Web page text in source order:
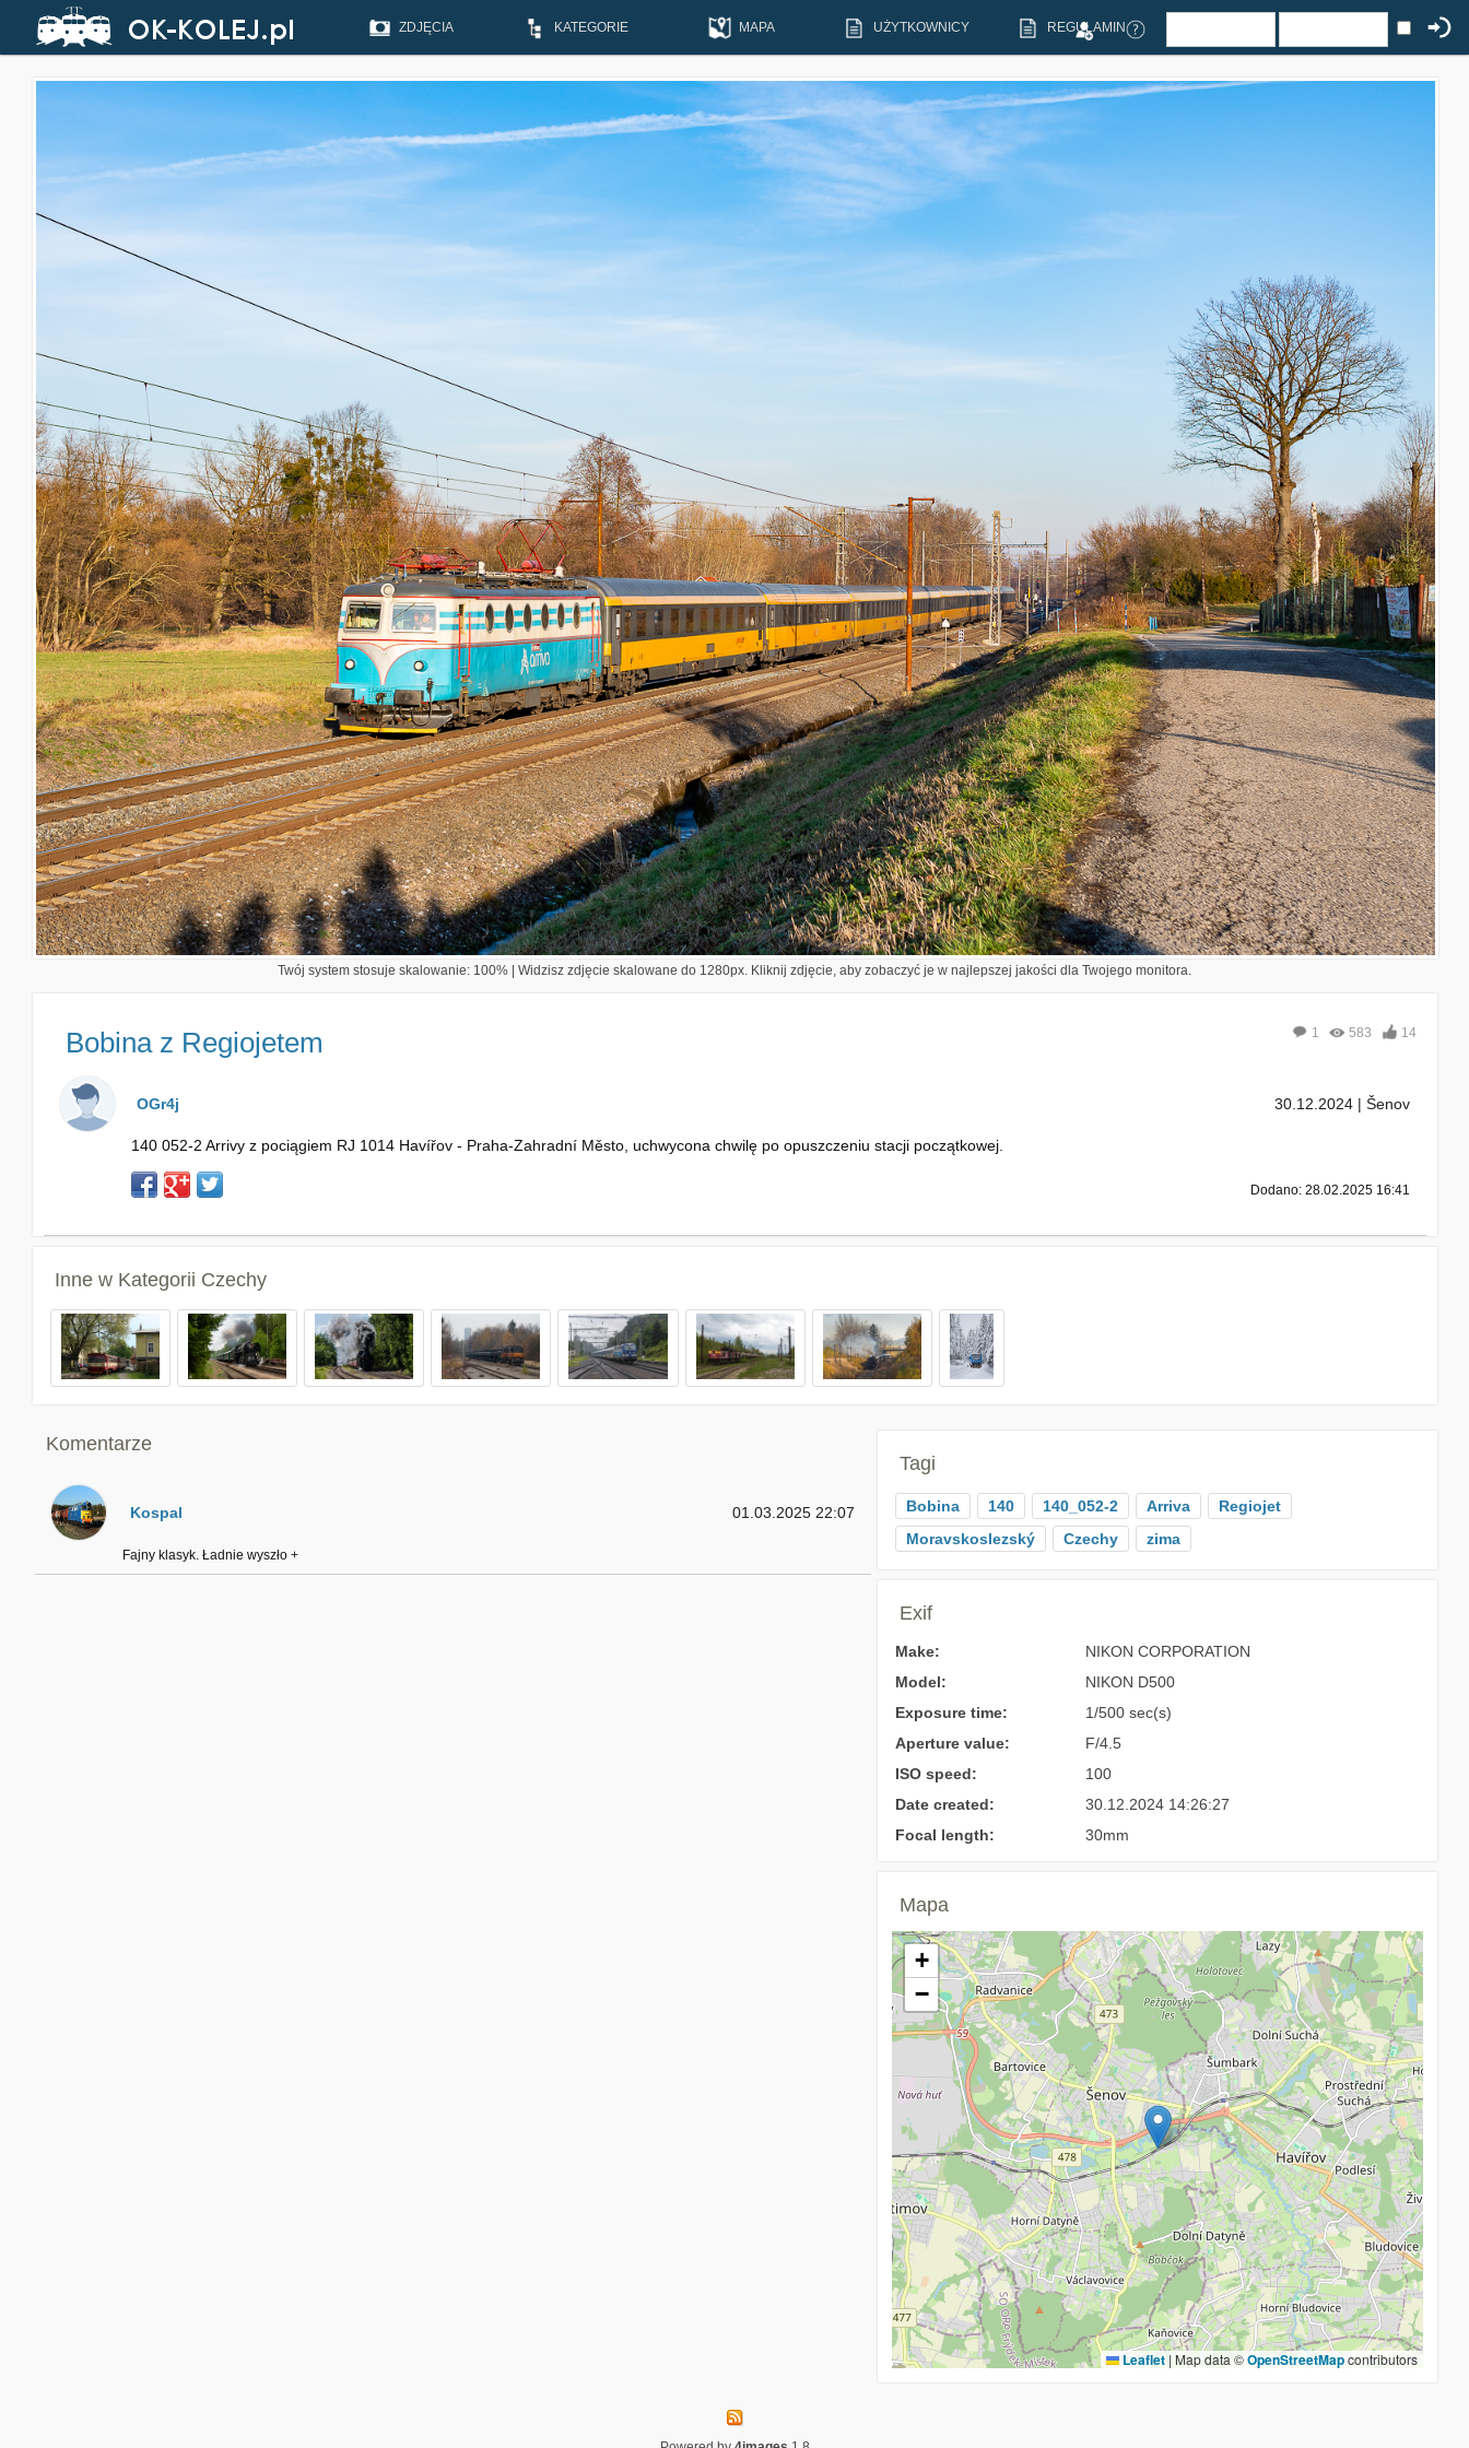
ZDJĘCIA KATEGORIE MAPA UŻYTKOWNICY REGULAMIN
Twój system stosuje skalowanie: 100% | Widzisz zdjęcie skalowane do 1280px. Kliknij zdjęcie, aby zobaczyć je w najlepszej jakości dla Twojego monitora.
Bobina z Regiojetem 1 583 14
OGr4j 30.12.2024 | Šenov
140 052-2 Arrivy z pociągiem RJ 1014 Havířov - Praha-Zahradní Město, uchwycona chwilę po opuszczeniu stacji początkowej.
Dodano: 28.02.2025 16:41
Inne w Kategorii Czechy
Komentarze
Kospal 01.03.2025 22:07
Fajny klasyk. Ładnie wyszło +
Tagi
Bobina 140 140_052-2 Arriva
Regiojet
Moravskoslezský
Czechy zima
Exif
Make:
NIKON CORPORATION
Model:
NIKON D500
Exposure time:
1/500 sec(s)
Aperture value:
F/4.5
ISO speed:
100
Date created:
30.12.2024 14:26:27
Focal length:
30mm
Mapa
+
−
Leaflet | Map data ©OpenStreetMapcontributors